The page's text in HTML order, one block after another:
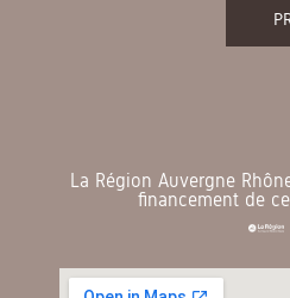
La Région Auvergne
financement de